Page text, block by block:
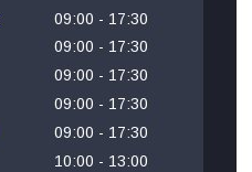
09:00
17:30
09:00
17:30
09:00
17:30
09:00
17:30
09:00
17:30
10:00
13:00